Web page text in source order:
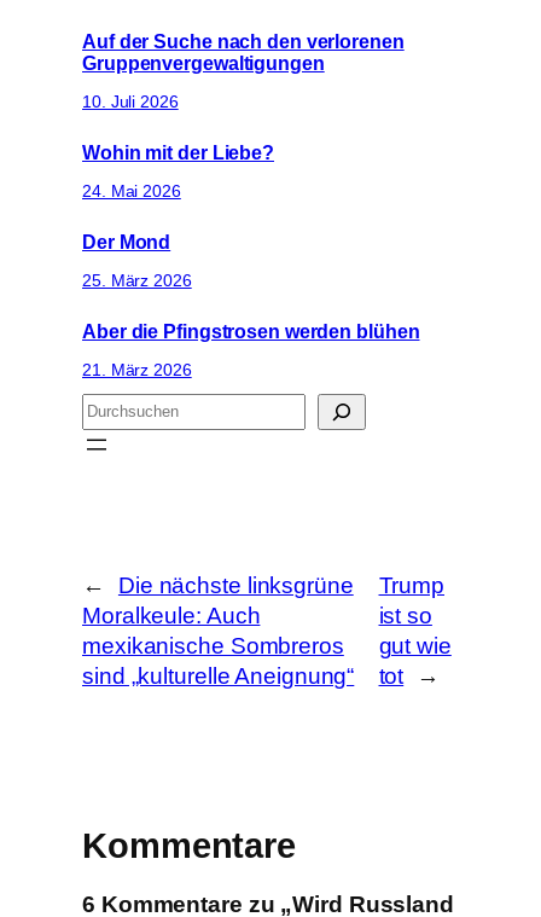
Auf der Suche nach den verlorenen
Gruppenvergewaltigungen
10. Juli 2026
Wohin mit der Liebe?
24. Mai 2026
Der Mond
25. März 2026
Aber die Pfingstrosen werden blühen
21. März 2026
S
u
←
Die nächste linksgrüne
Moralkeule: Auch
mexikanische Sombreros
sind „kulturelle Aneignung“
Trump
ist so
gut wie
tot
→
Kommentare
6 Kommentare zu „Wird Russland